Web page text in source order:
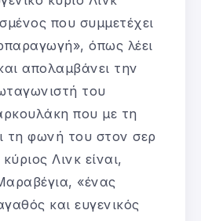
που συμμετέχει
όπως λέει
απολαμβάνει την
του
που με τη
τη φωνή του στον σερ
Λινκ είναι,
«ένας
και ευγενικός